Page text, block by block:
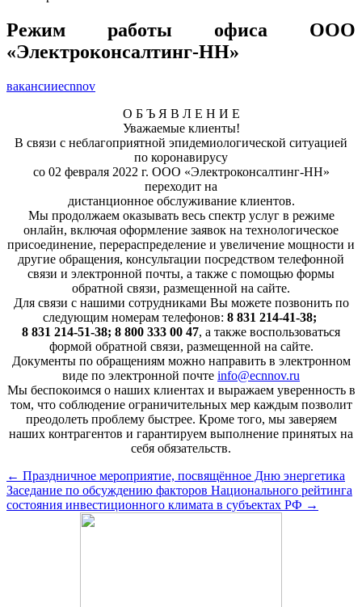
Режим работы офиса ООО
«Электроконсалтинг-НН»
вакансииecnnov
О Б Ъ Я В Л Е Н И Е
Уважаемые клиенты!
В связи с неблагоприятной эпидемиологической ситуацией
по коронавирусу
со 02 февраля 2022 г. ООО «Электроконсалтинг-НН»
переходит на
дистанционное обслуживание клиентов.
Мы продолжаем оказывать весь спектр услуг в режиме
онлайн, включая оформление заявок на технологическое
присоединение, перераспределение и увеличение мощности и
другие обращения, консультации посредством телефонной
связи и электронной почты, а также с помощью формы
обратной связи, размещенной на сайте.
Для связи с нашими сотрудниками Вы можете позвонить по
следующим номерам телефонов: 8 831 214-41-38;
8 831 214-51-38; 8 800 333 00 47, а также воспользоваться
формой обратной связи, размещенной на сайте.
Документы по обращениям можно направить в электронном
виде по электронной почте info@ecnnov.ru
Мы беспокоимся о наших клиентах и выражаем уверенность в
том, что соблюдение ограничительных мер каждым позволит
преодолеть проблему быстрее. Кроме того, мы заверяем
наших контрагентов и гарантируем выполнение принятых на
себя обязательств.
Post
navigation
← Праздничное мероприятие, посвящённое Дню энергетика
Заседание по обсуждению факторов Национального рейтинга
состояния инвестиционного климата в субъектах РФ →